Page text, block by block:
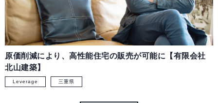
原価削減により、高性能住宅の販売が可能に【有限会社
北山建築】
Leverage 三重県